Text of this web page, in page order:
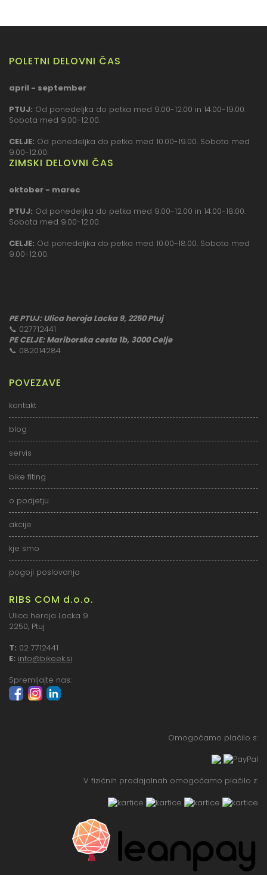
POLETNI DELOVNI ČAS
april - september
PTUJ: Od ponedeljka do petka med 9.00-12.00 in 14.00-19.00.
Sobota med 9.00-12.00.
CELJE: Od ponedeljka do petka med 10.00-19.00. Sobota med
9.00-12.00.
ZIMSKI DELOVNI ČAS
oktober - marec
PTUJ: Od ponedeljka do petka med 9.00-12.00 in 14.00-18.00.
Sobota med 9.00-12.00.
CELJE: Od ponedeljka do petka med 10.00-18.00. Sobota med
9.00-12.00.
PE PTUJ: Ulica heroja Lacka 9, 2250 Ptuj
📞 027712441
PE CELJE: Mariborska cesta 1b, 3000 Celje
📞 082014284
POVEZAVE
kontakt
blog
servis
bike fiting
o podjetju
akcije
kje smo
pogoji poslovanja
RIBS COM d.o.o.
Ulica heroja Lacka 9
2250, Ptuj
T: 02 7712441
E: info@bikeek.si
Spremljajte nas:
Omogočamo plačilo s:
V fizičnih prodajalnah omogočamo plačilo z: